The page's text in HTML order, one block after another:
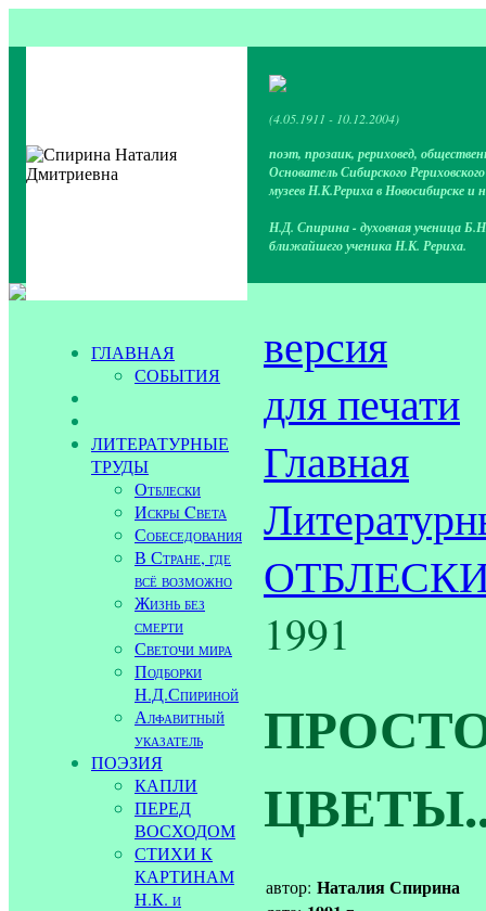
(4.05.1911 - 10.12.2004)
поэт, прозаик, рериховед,
Основатель Сибирского
музеев Н.К.Рериха в Новосибирске и
Н.Д. Спирина - духовная ученица
ближайшего ученика Н.К. Рериха.
ГЛАВНАЯ
СОБЫТИЯ
ЛИТЕРАТУРНЫЕ
ТРУДЫ
Отблески
Искры Cвета
Собеседования
В Стране, где
всё возможно
Жизнь без
смерти
Светочи мира
Подборки
Н.Д.Спириной
Алфавитный
указатель
ПОЭЗИЯ
КАПЛИ
ПЕРЕД
ВОСХОДОМ
СТИХИ К
КАРТИНАМ
Н.К. и
версия
для печати
Главная
1991
автор: Наталия Спирина